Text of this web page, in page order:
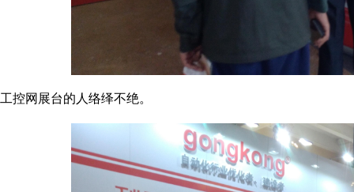
工控网展台的人络绎不绝。